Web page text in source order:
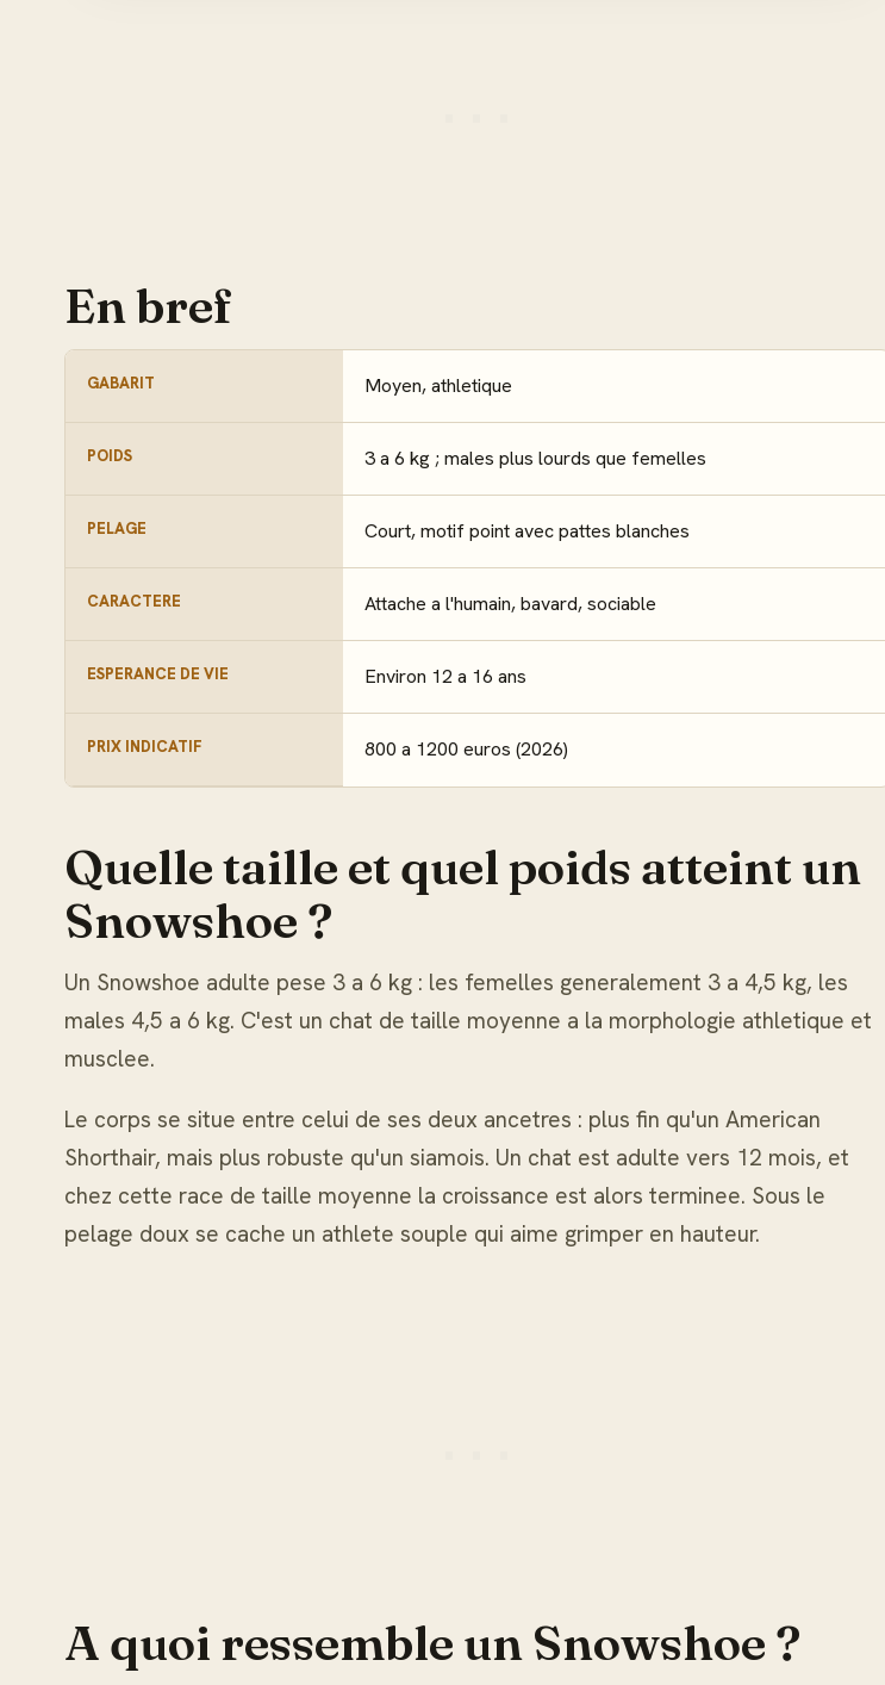
En bref
GABARIT Moyen, athletique
POIDS 3 a 6 kg ; males plus lourds que femelles
PELAGE Court, motif point avec pattes blanches
CARACTERE Attache a l'humain, bavard, sociable
ESPERANCE DE VIE Environ 12 a 16 ans
PRIX INDICATIF 800 a 1200 euros (2026)
Quelle taille et quel poids atteint un
Snowshoe ?
Un Snowshoe adulte pese 3 a 6 kg : les femelles generalement 3 a 4,5 kg, les
males 4,5 a 6 kg. C'est un chat de taille moyenne a la morphologie athletique et
musclee.
Le corps se situe entre celui de ses deux ancetres : plus fin qu'un American
Shorthair, mais plus robuste qu'un siamois. Un chat est adulte vers 12 mois, et
chez cette race de taille moyenne la croissance est alors terminee. Sous le
pelage doux se cache un athlete souple qui aime grimper en hauteur.
A quoi ressemble un Snowshoe ?